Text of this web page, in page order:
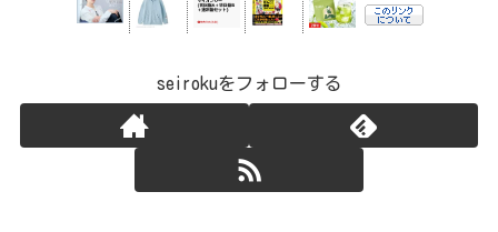
seirokuをフォローする